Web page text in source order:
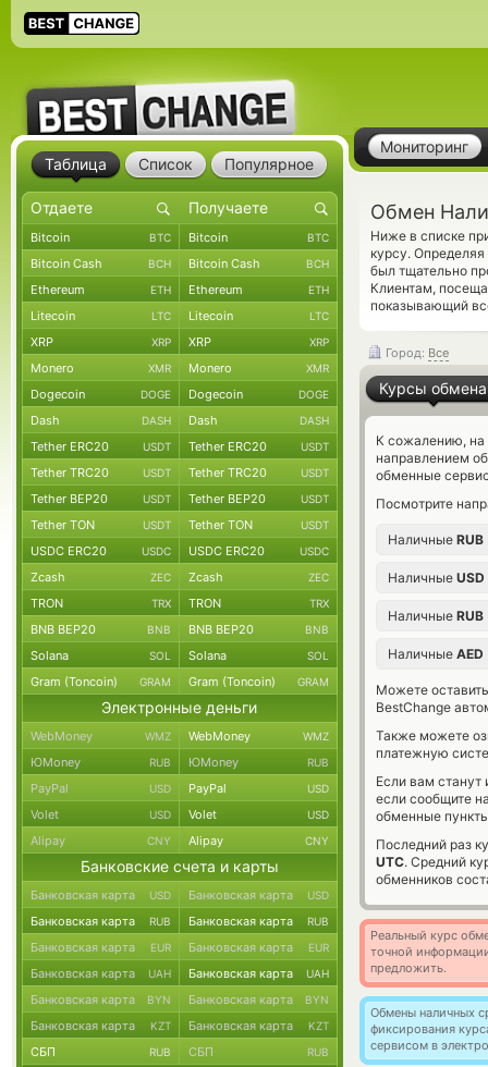
Мониторинг
Обмен
Ниже в списке
курсу.
был тщательно
Клиентам,
показывающий
Город: Все
Курсы обмена
К сожалению, на
направлением
обменные
Посмотрите
Наличные RUB
Наличные USD
Наличные RUB
Наличные AED
Можете
BestChange
Также можете
платежную
Если вам
если сообщите
обменные
Последний раз
UTC. Средний
обменников
Реальный курс
точной
предложить.
Обмены наличных
фиксирования
сервисом в
Таблица Список Популярное
Bitcoin BTC Bitcoin BTC
Bitcoin Cash BCH Bitcoin Cash BCH
Ethereum ETH Ethereum ETH
Litecoin LTC Litecoin LTC
XRP XRP XRP XRP
Monero XMR Monero XMR
Dogecoin DOGE Dogecoin DOGE
Dash DASH Dash DASH
Tether ERC20 USDT Tether ERC20 USDT
Tether TRC20 USDT Tether TRC20 USDT
Tether BEP20 USDT Tether BEP20 USDT
Tether TON USDT Tether TON USDT
USDC ERC20 USDC USDC ERC20 USDC
Zcash ZEC Zcash ZEC
TRON TRX TRON TRX
BNB BEP20 BNB BNB BEP20 BNB
Solana SOL Solana SOL
Gram (Toncoin) GRAM Gram (Toncoin) GRAM
Электронные деньги
WebMoney WMZ WebMoney WMZ
ЮMoney RUB ЮMoney RUB
PayPal USD PayPal USD
Volet USD Volet USD
Alipay CNY Alipay CNY
Банковские счета и карты
Банковская карта USD Банковская карта USD
Банковская карта RUB Банковская карта RUB
Банковская карта EUR Банковская карта EUR
Банковская карта UAH Банковская карта UAH
Банковская карта BYN Банковская карта BYN
Банковская карта KZT Банковская карта KZT
СБП RUB СБП RUB